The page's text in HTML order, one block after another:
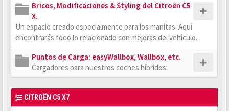
Bricos, Modificaciones & Styling del Citroën C5
X.
Un espacio creado especialmente para los manitas. Aquí
encontrarás todo lo relacionado con mejoras del vehículo.
Puntos de Carga: easyWallbox, Wallbox, etc.
Cargadores para nuestros coches híbridos.
CITROËN C5 X7